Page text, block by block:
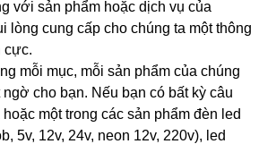
với sản phẩm hoặc dịch vụ của
lòng cung cấp cho chúng ta một thông
cực.
mỗi mục, mỗi sản phẩm của chúng
cho bạn. Nếu bạn có bất kỳ câu
một trong các sản phẩm đèn led
5v, 12v, 24v, neon 12v, 220v), led